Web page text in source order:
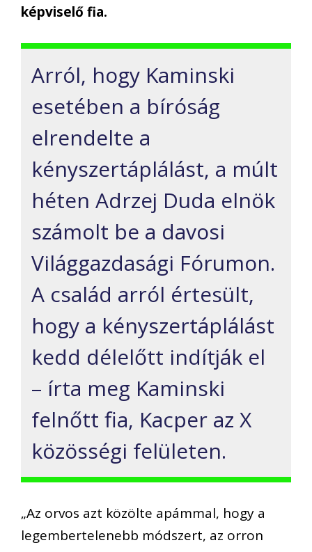
képviselő fia.
Arról, hogy Kaminski
esetében a bíróság
elrendelte a
kényszertáplálást, a múlt
héten Adrzej Duda elnök
számolt be a davosi
Világgazdasági Fórumon.
A család arról értesült,
hogy a kényszertáplálást
kedd délelőtt indítják el
– írta meg Kaminski
felnőtt fia, Kacper az X
közösségi felületen.
„Az orvos azt közölte apámmal, hogy a
legembertelenebb módszert, az orron